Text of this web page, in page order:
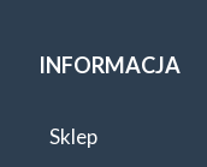
INFORMACJA
Sklep